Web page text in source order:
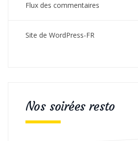
Flux des commentaires
Site de WordPress-FR
Nos soirées resto